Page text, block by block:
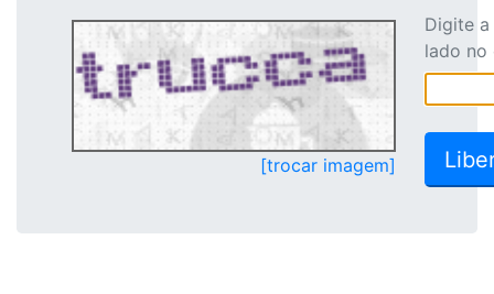
[trocar imagem]
Digite
lado no